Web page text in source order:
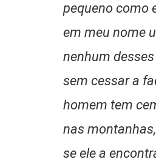
pequeno como
em meu nome
nenhum
sem cessar a
homem tem
nas
se ele a